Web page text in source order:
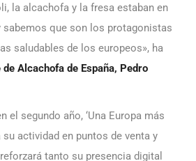
la alcachofa y la fresa estaban en
sabemos que son los protagonistas
saludables de los europeos», ha
Alcachofa de España, Pedro
el segundo año, ‘Una Europa más
su actividad en puntos de venta y
tanto su presencia digital